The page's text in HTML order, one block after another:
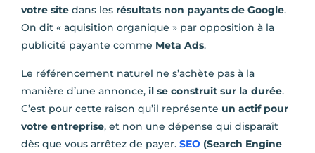
votre site dans les résultats non payants de Google.
On dit « aquisition organique » par opposition à la
publicité payante comme Meta Ads.
Le référencement naturel ne s’achète pas à la
manière d’une annonce, il se construit sur la durée.
C’est pour cette raison qu’il représente un actif pour
votre entreprise, et non une dépense qui disparaît
dès que vous arrêtez de payer. SEO (Search Engine